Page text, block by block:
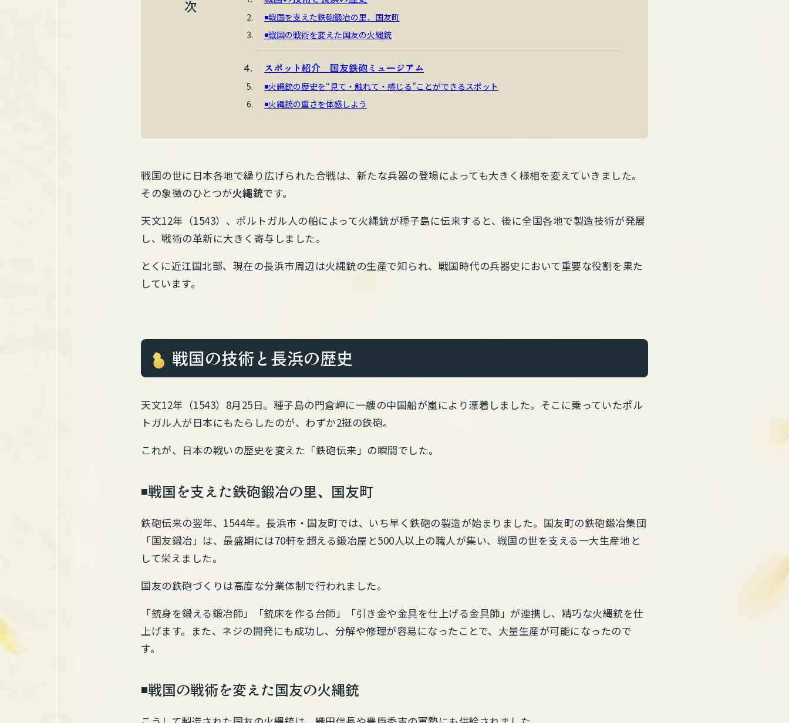
◾️戦国を支えた鉄砲鍛冶の里、国友町
◾️戦国の戦術を変えた国友の火縄銃
スポット紹介 国友鉄砲ミュージアム
◾️火縄銃の歴史を“見て・触れて・感じる”ことができるスポット
◾️火縄銃の重さを体感しよう
戦国の世に日本各地で繰り広げられた合戦は、新たな兵器の登場によっても大きく様相を変えていきました。
その象徴のひとつが火縄銃です。
天文12年（1543）、ポルトガル人の船によって火縄銃が種子島に伝来すると、後に全国各地で製造技術が発展
し、戦術の革新に大きく寄与しました。
とくに近江国北部、現在の長浜市周辺は火縄銃の生産で知られ、戦国時代の兵器史において重要な役割を果た
しています。
戦国の技術と長浜の歴史
天文12年（1543）8月25日。種子島の門倉岬に一艘の中国船が嵐により漂着しました。そこに乗っていたポル
トガル人が日本にもたらしたのが、わずか2挺の鉄砲。
これが、日本の戦いの歴史を変えた「鉄砲伝来」の瞬間でした。
◾️戦国を支えた鉄砲鍛冶の里、国友町
鉄砲伝来の翌年、1544年。長浜市・国友町では、いち早く鉄砲の製造が始まりました。国友町の鉄砲鍛冶集団
「国友鍛冶」は、最盛期には70軒を超える鍛冶屋と500人以上の職人が集い、戦国の世を支える一大生産地と
して栄えました。
国友の鉄砲づくりは高度な分業体制で行われました。
「銃身を鍛える鍛冶師」「銃床を作る台師」「引き金や金具を仕上げる金具師」が連携し、精巧な火縄銃を仕
上げます。また、ネジの開発にも成功し、分解や修理が容易になったことで、大量生産が可能になったので
す。
◾️戦国の戦術を変えた国友の火縄銃